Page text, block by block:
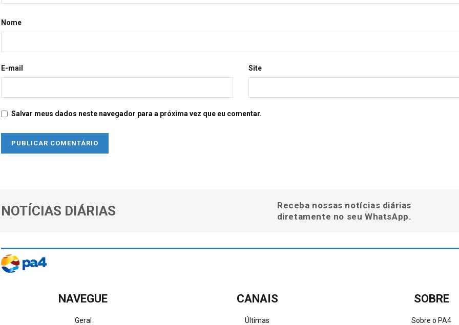
Nome
E-mail Site
Salvar meus dados neste navegador para a próxima vez que eu comentar.
NOTÍCIAS DIÁRIAS
Receba nossas notícias diárias
diretamente no seu WhatsApp.
NAVEGUE
Geral
CANAIS
Últimas
SOBRE
Sobre o PA4